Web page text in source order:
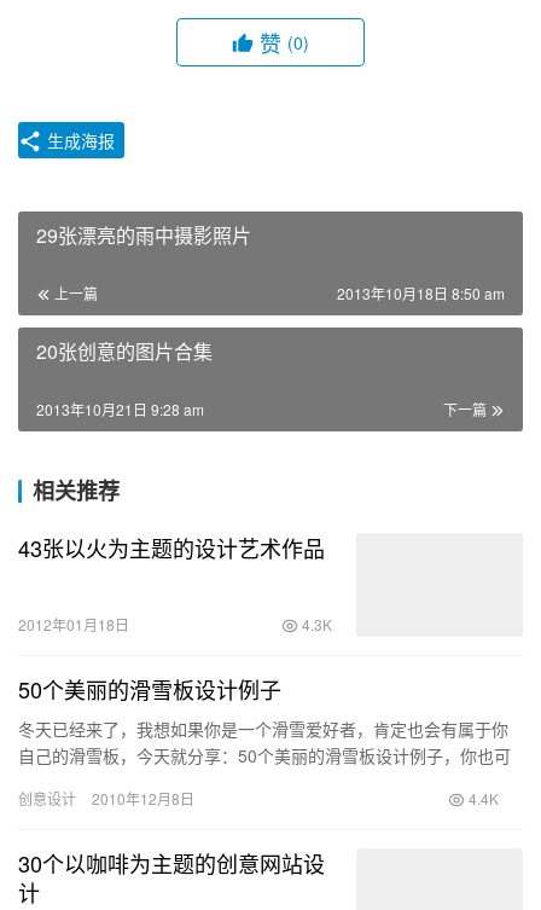
赞 (0)
生成海报
29张漂亮的雨中摄影照片
上一篇 2013年10月18日 8:50 am
20张创意的图片合集
下一篇
2013年10月21日 9:28 am
相关推荐
43张以火为主题的设计艺术作品
2012年01月18日 4.3K
50个美丽的滑雪板设计例子
冬天已经来了，我想如果你是一个滑雪爱好者，肯定也会有属于你
自己的滑雪板，今天就分享：50个美丽的滑雪板设计例子，你也可
创意设计 2010年12月8日 4.4K
30个以咖啡为主题的创意网站设
计